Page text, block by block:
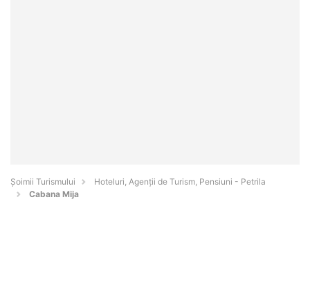
Șoimii Turismului
Hoteluri, Agenții de Turism, Pensiuni - Petrila
Cabana Mija